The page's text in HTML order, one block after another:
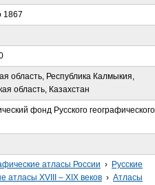
1867
область, Республика Калмыкия,
область, Казахстан
фонд Русского географического
атласы России › Русские
атласы XVIII – XIX веков › Атласы